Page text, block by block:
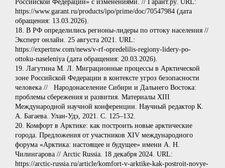
Российской Федерации» с изменениями. // Гарант.ру. URL:
https://www.garant.ru/products/ipo/prime/doc/70547984 (дата
обращения: 13.03.2026).
18. В РФ определились регионы-лидеры по оттоку населения //
Эксперт онлайн. 25 августа 2021. URL:
https://expertnw.com/news/v‑rf-opredelilis-regiony-lidery‑po-
ottoku-naseleniya (дата обращения: 20.03.2026).
19. Лагутина М. Л. Миграционные процессы в Арктической
зоне Российской Федерации в контексте угроз безопасности
человека // Народонаселение Сибири и Дальнего Востока:
проблемы сбережения и развития. Материалы XIII
Международной научной конференции. Научный редактор К.
А. Багаева. Улан-Удэ, 2021. C. 125–132.
20. Комфорт в Арктике: как построить новые арктические
города. Предложения от участников XIV международного
форума «Арктика: настоящее и будущее» имени А. Н.
Чилингарова // Arctic Russia. 18 декабря 2024. URL:
https://arctic-russia.ru/article/komfort‑v-arktike-kak-postroit-novye-